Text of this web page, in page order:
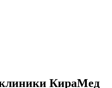
КираМед